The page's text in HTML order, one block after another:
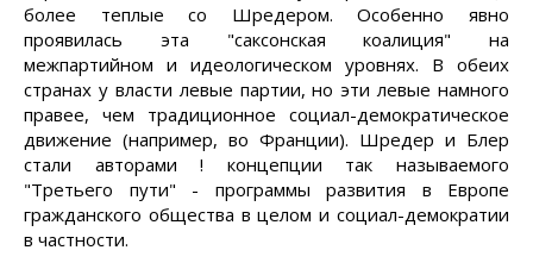
более теплые со Шредером. Особенно явно
проявилась эта "саксонская коалиция" на
межпартийном и идеологическом уровнях. В обеих
странах у власти левые партии, но эти левые намного
правее, чем традиционное социал-демократическое
движение (например, во Франции). Шредер и Блер
стали авторами ! концепции так называемого
"Третьего пути" - программы развития в Европе
гражданского общества в целом и социал-демократии
в частности.